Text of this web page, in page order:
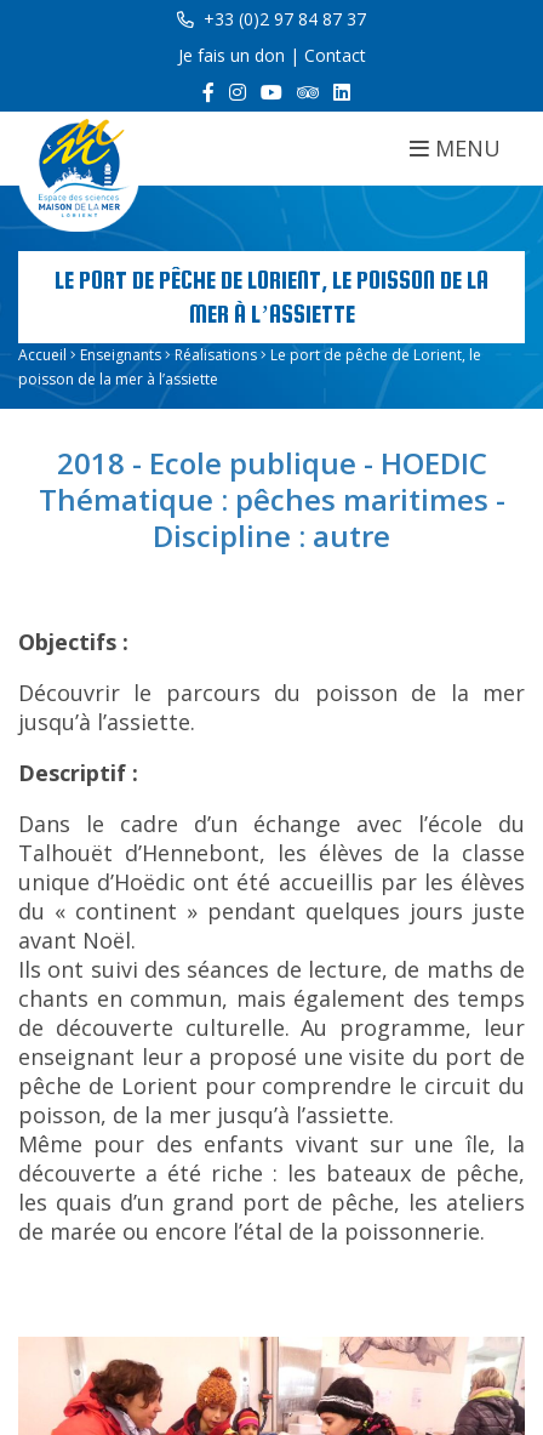
+33 (0)2 97 84 87 37
Je fais un don | Contact
MENU
LE PORT DE PÊCHE DE LORIENT, LE POISSON DE LA
MER À L’ASSIETTE
Accueil Enseignants Réalisations
Le port de pêche de Lorient, le
poisson de la mer à l’assiette
2018 - Ecole publique - HOEDIC
Thématique : pêches maritimes -
Discipline : autre
Objectifs :
Découvrir le parcours du poisson de la mer
jusqu’à l’assiette.
Descriptif :
Dans le cadre d’un échange avec l’école du
Talhouët d’Hennebont, les élèves de la classe
unique d’Hoëdic ont été accueillis par les élèves
du « continent » pendant quelques jours juste
avant Noël.
Ils ont suivi des séances de lecture, de maths de
chants en commun, mais également des temps
de découverte culturelle. Au programme, leur
enseignant leur a proposé une visite du port de
pêche de Lorient pour comprendre le circuit du
poisson, de la mer jusqu’à l’assiette.
Même pour des enfants vivant sur une île, la
découverte a été riche : les bateaux de pêche,
les quais d’un grand port de pêche, les ateliers
de marée ou encore l’étal de la poissonnerie.